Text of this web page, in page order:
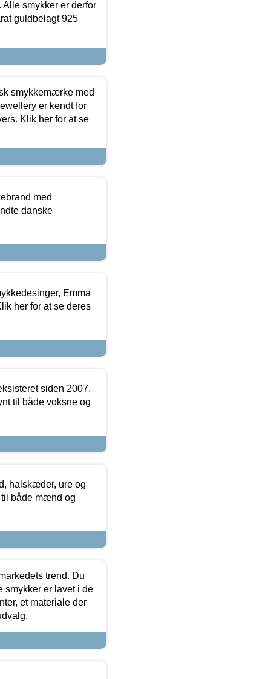
smykker er derfor
guldbelagt 925
smykkemærke med
er kendt for
Klik her for at se
med
danske
Emma
her for at se deres
siden 2007.
til både voksne og
halskæder, ure og
både mænd og
trend. Du
smykker er lavet i de
et materiale der